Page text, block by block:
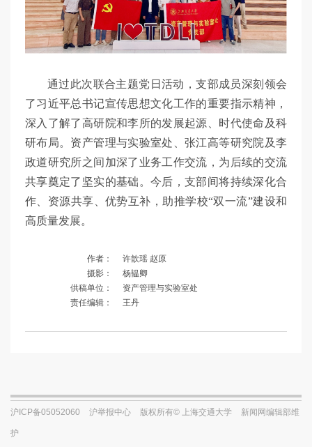
通过此次联合主题党日活动，支部成员深刻领会
了习近平总书记宣传思想文化工作的重要指示精神，
深入了解了高研院和李所的发展起源、时代使命及科
研布局。资产管理与实验室处、张江高等研究院及李
政道研究所之间加深了业务工作交流，为后续的交流
共享奠定了坚实的基础。今后，支部间将持续深化合
作、资源共享、优势互补，助推学校“双一流”建设和
高质量发展。
作者：
许歆瑶 赵原
摄影：
杨韫卿
供稿单位：
资产管理与实验室处
责任编辑：
王丹
沪ICP备05052060 沪举报中心 版权所有© 上海交通大学 新闻网编辑部维
护